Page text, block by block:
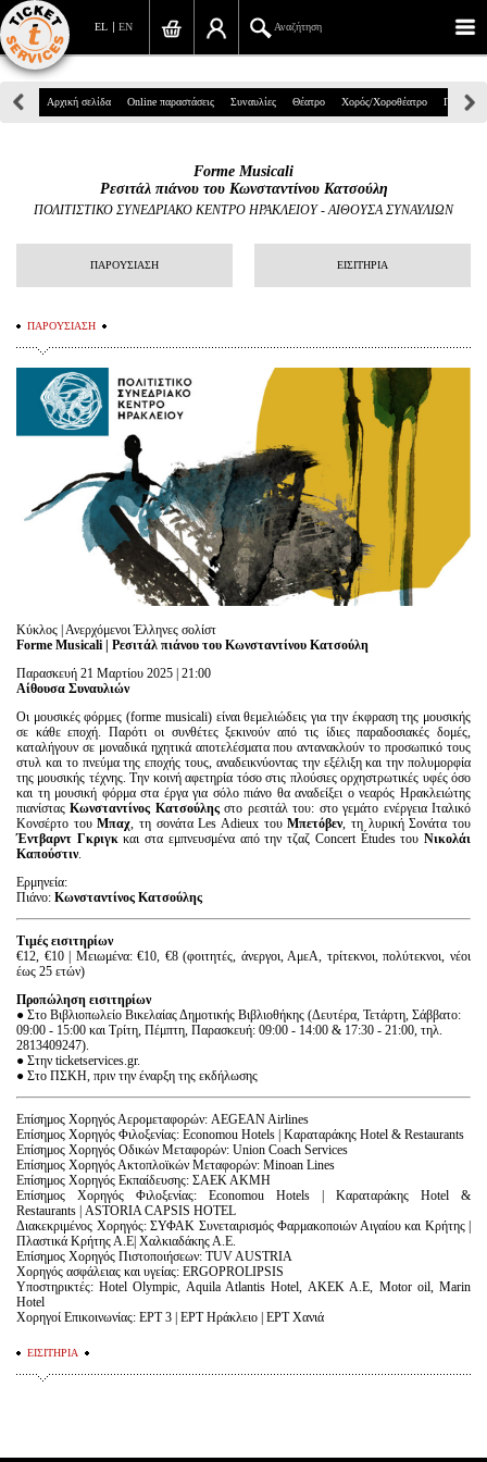
EN
EL Αναζήτηση
Πανεπιστημίου 39, Αθήνα
info@ticketservices.gr
Προσωπικά Δεδομένα
Είσοδος διαχειριστή
Αρχική σελίδα Online παραστάσεις Συναυλίες Θέατρο Χορός/Χοροθέατρο Παιδικά
Forme Musicali
Ρεσιτάλ πιάνου του Κωνσταντίνου Κατσούλη
ΠΟΛΙΤΙΣΤΙΚΟ ΣΥΝΕΔΡΙΑΚΟ ΚΕΝΤΡΟ ΗΡΑΚΛΕΙΟΥ-ΑΙΘΟΥΣΑ ΣΥΝΑΥΛΙΩΝ
ΠΑΡΟΥΣΙΑΣΗ ΕΙΣΙΤΗΡΙΑ
ΠΑΡΟΥΣΙΑΣΗ
Κύκλος | Ανερχόμενοι Έλληνες σολίστ
Forme Musicali | Ρεσιτάλ πιάνου του Κωνσταντίνου Κατσούλη
Παρασκευή 21 Μαρτίου 2025 | 21:00
Αίθουσα Συναυλιών
Οι μουσικές φόρμες (forme musicali) είναι θεμελιώδεις για την έκφραση της μουσικής
σε κάθε εποχή. Παρότι οι συνθέτες ξεκινούν από τις ίδιες παραδοσιακές δομές,
καταλήγουν σε μοναδικά ηχητικά αποτελέσματα που αντανακλούν το προσωπικό τους
στυλ και το πνεύμα της εποχής τους, αναδεικνύοντας την εξέλιξη και την πολυμορφία
της μουσικής τέχνης. Την κοινή αφετηρία τόσο στις πλούσιες ορχηστρωτικές υφές όσο
και τη μουσική φόρμα στα έργα για σόλο πιάνο θα αναδείξει ο νεαρός Ηρακλειώτης
πιανίσταςΚωνσταντίνος Κατσούληςστο ρεσιτάλ του: στο γεμάτο ενέργεια Ιταλικό
Κονσέρτο τουΜπαχ, τη σονάτα Les Adieux τουΜπετόβεν, τη λυρική Σονάτα του
Έντβαρντ Γκριγκκαι στα εμπνευσμένα από την τζαζ Concert Études τουΝικολάι
Καπούστιν.
Ερμηνεία:
Πιάνο: Κωνσταντίνος Κατσούλης
Τιμές εισιτηρίων
€12, €10 | Μειωμένα: €10, €8 (φοιτητές, άνεργοι, ΑμεΑ, τρίτεκνοι, πολύτεκνοι, νέοι
έως 25 ετών)
Προπώληση εισιτηρίων
● Στο Βιβλιοπωλείο Βικελαίας Δημοτικής Βιβλιοθήκης (Δευτέρα, Τετάρτη, Σάββατο:
09:00 - 15:00 και Τρίτη, Πέμπτη, Παρασκευή: 09:00 - 14:00 & 17:30 - 21:00, τηλ.
2813409247).
● Στην ticketservices.gr.
● Στο ΠΣΚΗ, πριν την έναρξη της εκδήλωσης
Επίσημος Χορηγός Αερομεταφορών: AEGEAN Airlines
​Επίσημος Χορηγός Φιλοξενίας: Economou Hotels | Καραταράκης Hotel & Restaurants
​Επίσημος Χορηγός Οδικών Μεταφορών: Union Coach Services
​Επίσημος Χορηγός Ακτοπλοϊκών Μεταφορών: Minoan Lines
​Επίσημος Χορηγός Εκπαίδευσης: ΣΑΕΚ ΑΚΜΗ
Επίσημος Χορηγός Φιλοξενίας: Economou Hotels | Καραταράκης Hotel &
Restaurants | ASTORIA CAPSIS HOTEL
​Διακεκριμένος Χορηγός: ΣΥΦΑΚ Συνεταιρισμός Φαρμακοποιών Αιγαίου και Κρήτης |
Πλαστικά Κρήτης Α.Ε| Χαλκιαδάκης Α.Ε.
​Επίσημος Χορηγός Πιστοποιήσεων: TUV AUSTRIA
​Χορηγός ασφάλειας και υγείας: ERGOPROLIPSIS
​Υποστηρικτές: Hotel Olympic, Aquila Atlantis Hotel, ΑΚΕΚ Α.Ε, Motor oil, Marin
Hotel
​Χορηγοί Επικοινωνίας: ΕΡΤ 3 | ΕΡΤ Ηράκλειο | ΕΡΤ Χανιά
ΕΙΣΙΤΗΡΙΑ